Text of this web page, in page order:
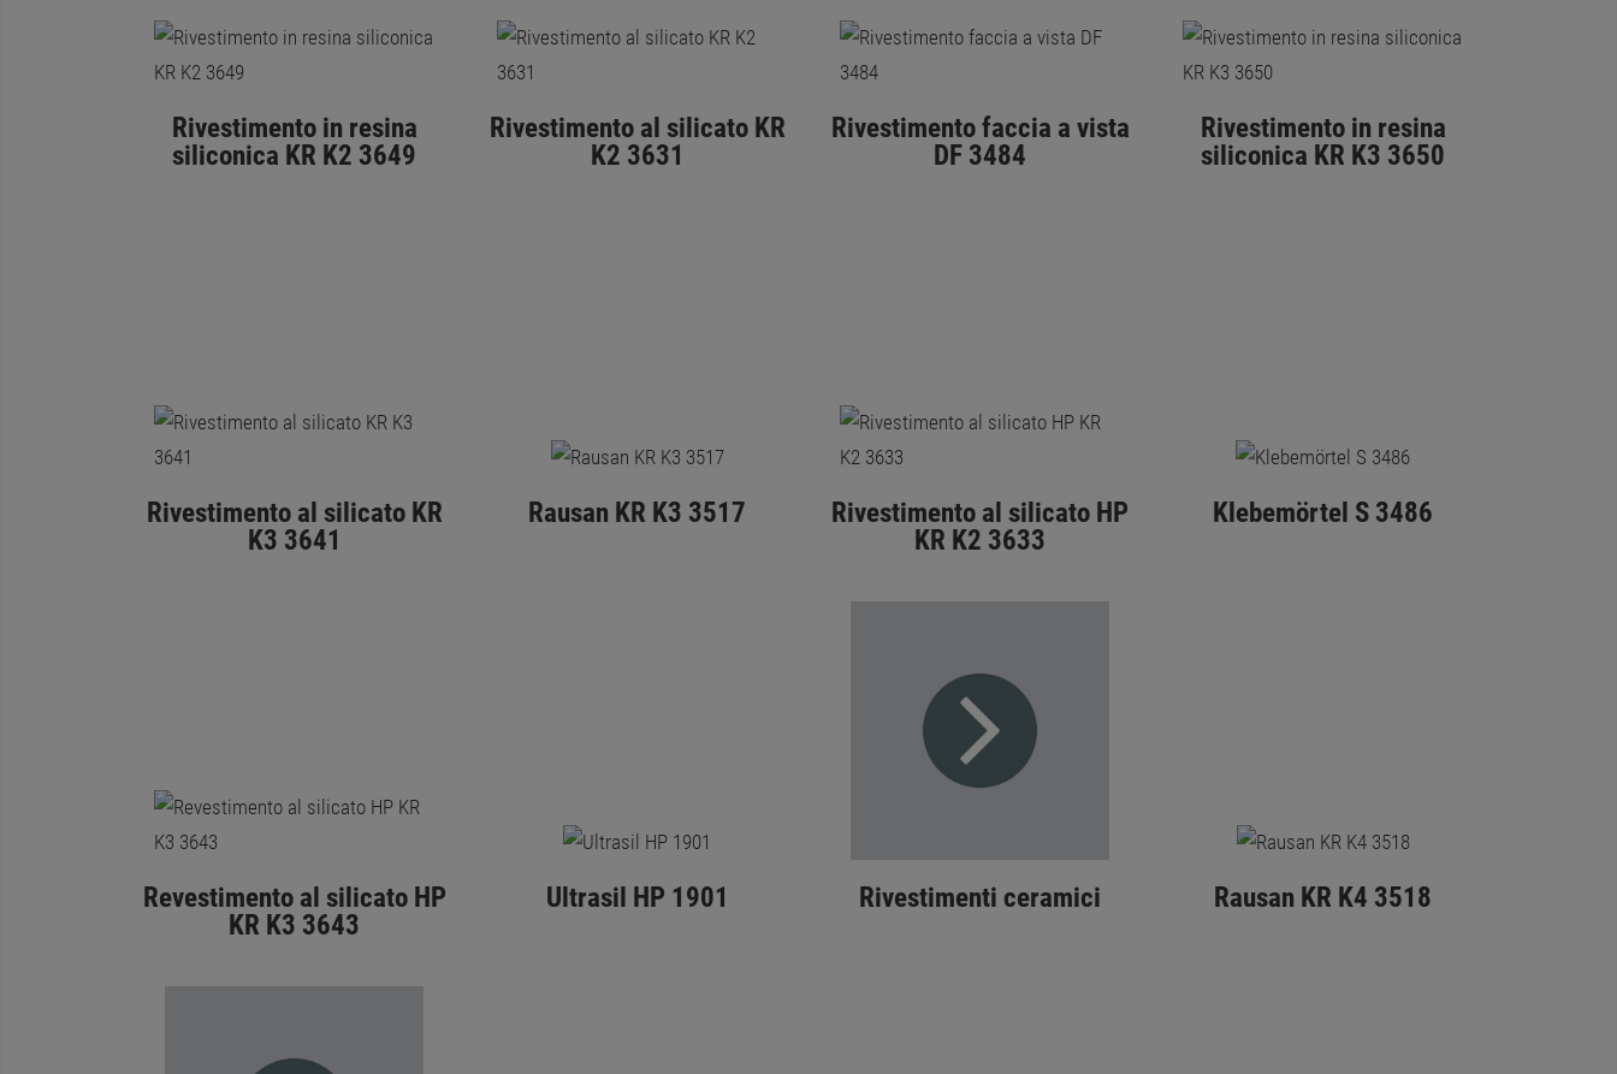
Rivestimento in resina
siliconica KR K2 3649
Rivestimento al silicato KR
K2 3631
Rivestimento faccia a vista
DF 3484
Rivestimento in resina
siliconica KR K3 3650
Rivestimento al silicato KR
K3 3641
Rausan KR K3 3517
Rivestimento al silicato HP
KR K2 3633
Klebemörtel S 3486
Revestimento al silicato HP
KR K3 3643
Ultrasil HP 1901 Rivestimenti ceramici Rausan KR K4 3518